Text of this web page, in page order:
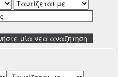
μία νέα αναζήτηση